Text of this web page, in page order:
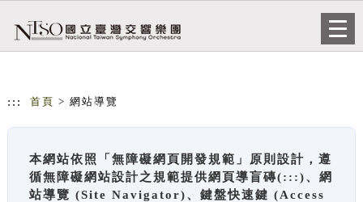
::: 首頁 > 網站導覽
本網站依照「無障礙網頁開發規範」原則設計，遵
循無障礙網站設計之規範提供網頁導盲磚(:::)、網
站導覽 (Site Navigator)、鍵盤快速鍵 (Access